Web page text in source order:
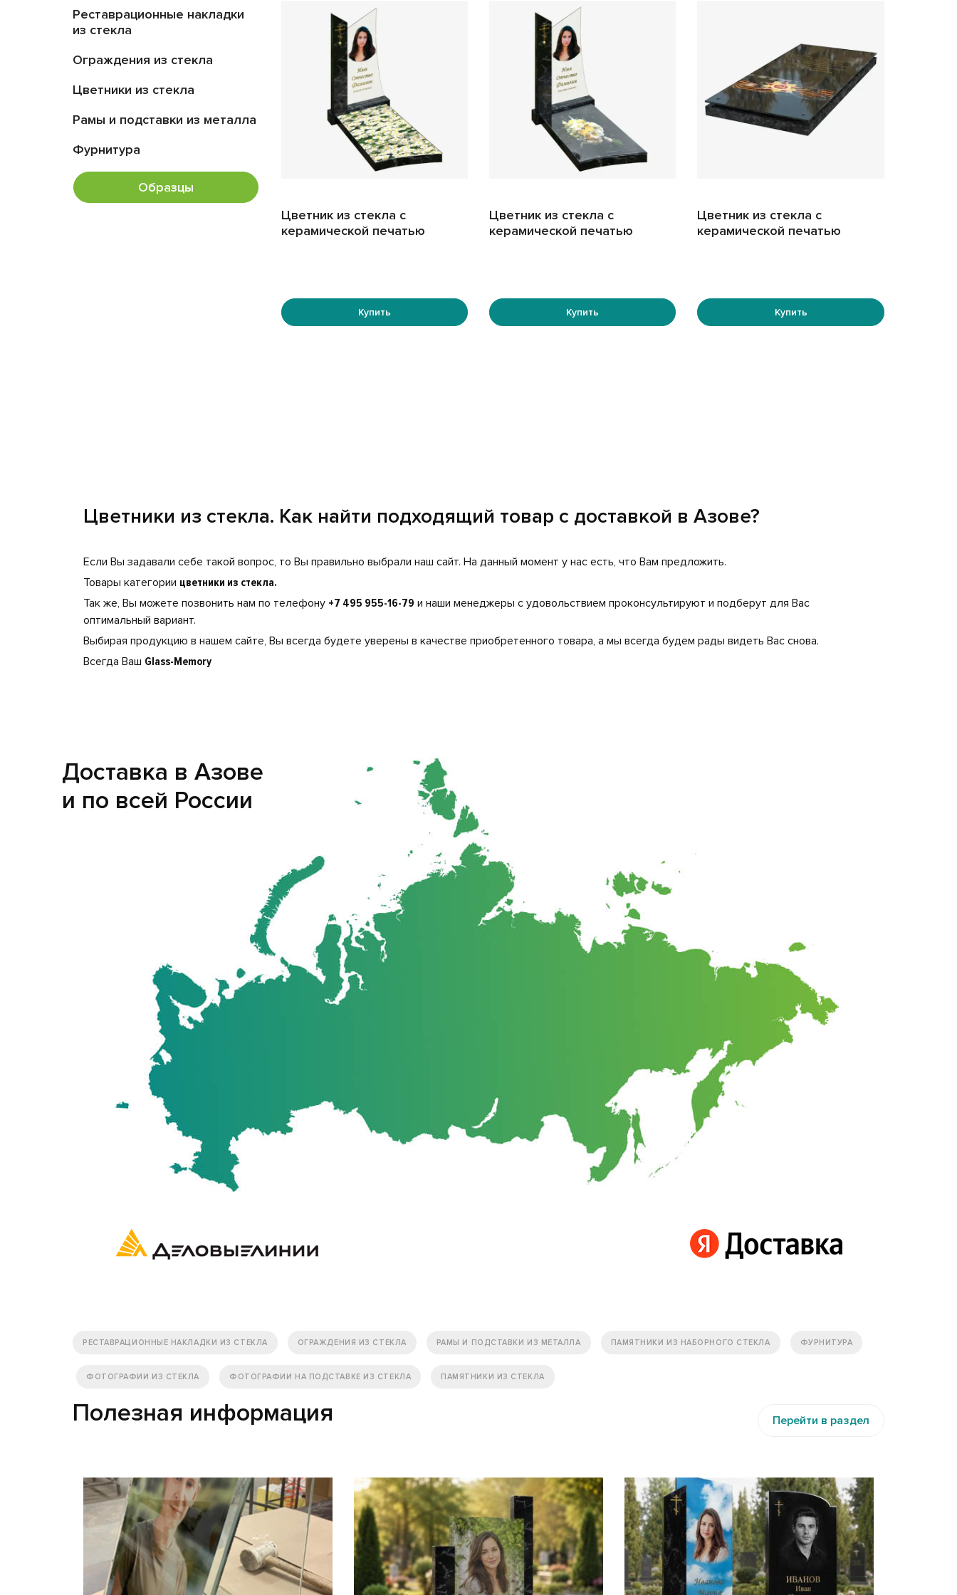
Цветник из стекла с
керамической печатью
Купить
Цветник из стекла с
керамической печатью
Купить
Цветник из стекла с
керамической печатью
Купить
Реставрационные накладки
из стекла
Ограждения из стекла
Цветники из стекла
Рамы и подставки из металла
Фурнитура
Образцы
Цветники из стекла. Как найти подходящий товар с доставкой в Азове?
Если Вы задавали себе такой вопрос, то Вы правильно выбрали наш сайт. На данный момент у нас есть, что Вам предложить.
Товары категории цветники из стекла.
Так же, Вы можете позвонить нам по телефону +7 495 955-16-79 и наши менеджеры с удовольствием проконсультируют и подберут для Вас
оптимальный вариант.
Выбирая продукцию в нашем сайте, Вы всегда будете уверены в качестве приобретенного товара, а мы всегда будем рады видеть Вас снова.
Всегда Ваш Glass-Memory
Доставка в Азове
и по всей России
РЕСТАВРАЦИОННЫЕ НАКЛАДКИ ИЗ СТЕКЛА ОГРАЖДЕНИЯ ИЗ СТЕКЛА РАМЫ И ПОДСТАВКИ ИЗ МЕТАЛЛА ПАМЯТНИКИ ИЗ НАБОРНОГО СТЕКЛА ФУРНИТУРА
ФОТОГРАФИИ ИЗ СТЕКЛА ФОТОГРАФИИ НА ПОДСТАВКЕ ИЗ СТЕКЛА ПАМЯТНИКИ ИЗ СТЕКЛА
Полезная информация Перейти в раздел